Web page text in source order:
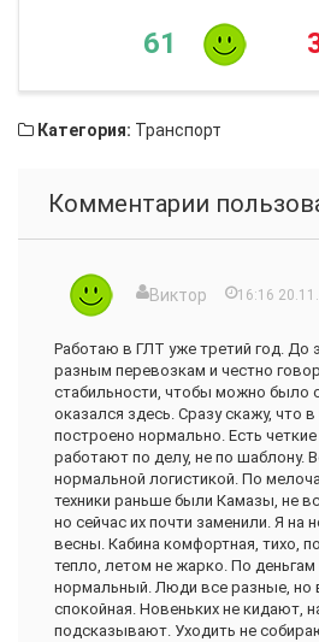
61
Категория: Транспорт
Комментарии
Виктор 16:16
Работаю в ГЛТ уже третий год. До
разным перевозкам и честно
стабильности, чтобы можно было
оказался здесь. Сразу скажу, что
построено нормально. Есть
работают по делу, не по шаблону.
нормальной логистикой. По
техники раньше были Камазы, не
но сейчас их почти заменили. Я на
весны. Кабина комфортная, тихо,
тепло, летом не жарко. По
нормальный. Люди все разные, но
спокойная. Новеньких не кидают,
подсказывают. Уходить не